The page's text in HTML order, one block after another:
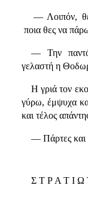
— Λοιπόν,
ποια θες να
— Την
γελαστή η
Η γριά τον
γύρω, έμψυχα
και τέλος
— Πάρτες και
Σ Τ Ρ Α Τ Ι Ω